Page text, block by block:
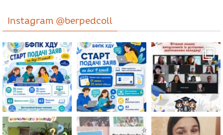
Instagram @berpedcoll